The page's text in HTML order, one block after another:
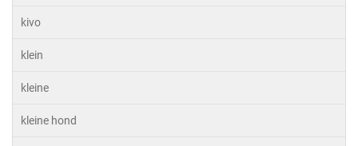
kivo
klein
kleine
kleine hond